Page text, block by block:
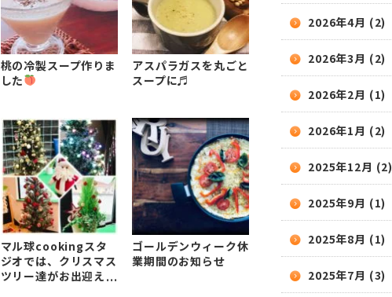
桃の冷製スープ作りま
した
アスパラガスを丸ごと
スープに♬
マル球cookingスタ
ジオでは、クリスマス
ツリー達がお出迎えし
ゴールデンウィーク休
業期間のお知らせ
2026年4月 (2)
2026年3月 (2)
2026年2月 (1)
2026年1月 (2)
2025年12月 (2)
2025年9月 (1)
2025年8月 (1)
2025年7月 (3)